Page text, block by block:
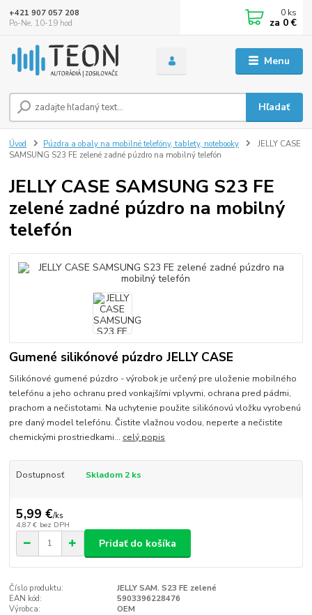
Menu
Hľadať
+421 907 057 208
Po-Ne, 10-19 hod
0 ks
za 0 €
Úvod Púzdra a obaly na mobilné telefóny, tablety, notebooky
JELLY CASE
SAMSUNG S23 FE zelené zadné púzdro na mobilný telefón
JELLY CASE SAMSUNG S23 FE
zelené zadné púzdro na mobilný
telefón
Gumené silikónové púzdro JELLY CASE
Silikónové gumené púzdro - výrobok je určený pre uloženie mobilného
telefónu a jeho ochranu pred vonkajšími vplyvmi, ochrana pred pádmi,
prachom a nečistotami. Na uchytenie použite silikónovú vložku vyrobenú
pre daný model telefónu. Čistite vlažnou vodou, neperte a nečistite
chemickými prostriedkami... celý popis
Dostupnosť Skladom 2 ks
5,99 €/ks
4,87 € bez DPH
Pridať do košíka
Číslo produktu:
JELLY SAM. S23 FE zelené
EAN kód:
5903396228476
Výrobca:
OEM